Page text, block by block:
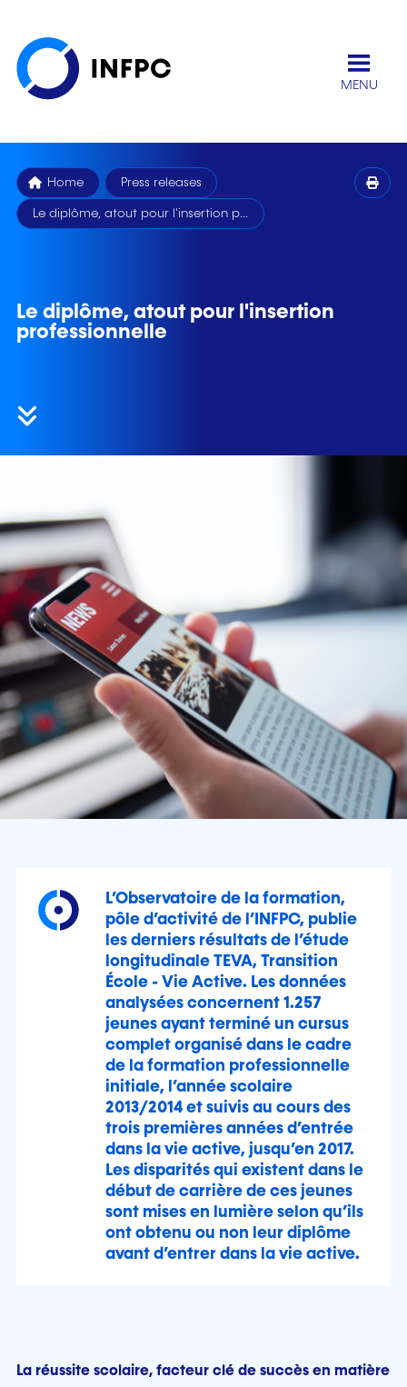
MENU
Home Press releases
Le diplôme, atout pour l'insertion p...
Le diplôme, atout pour l'insertion
professionnelle
L’Observatoire de la formation,
pôle d’activité de l’INFPC, publie
les derniers résultats de l’étude
longitudinale TEVA, Transition
École - Vie Active. Les données
analysées concernent 1.257
jeunes ayant terminé un cursus
complet organisé dans le cadre
de la formation professionnelle
initiale, l’année scolaire
2013/2014 et suivis au cours des
trois premières années d’entrée
dans la vie active, jusqu’en 2017.
Les disparités qui existent dans le
début de carrière de ces jeunes
sont mises en lumière selon qu’ils
ont obtenu ou non leur diplôme
avant d’entrer dans la vie active.
La réussite scolaire, facteur clé de succès en matière